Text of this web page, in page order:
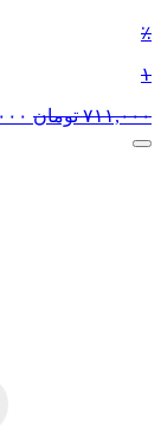
٪
۱
۷۱۱,۰۰۰ تومان